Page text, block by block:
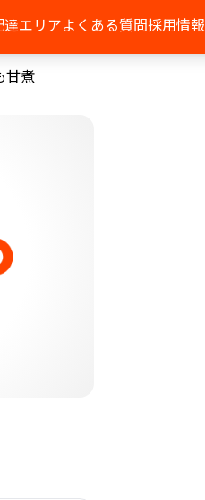
達エリアよくある質問採用情報
甘煮